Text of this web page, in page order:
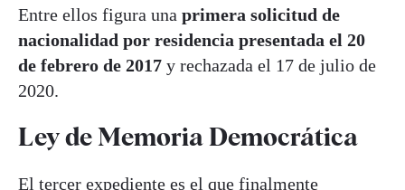
Entre ellos figura una primera solicitud de
nacionalidad por residencia presentada el 20
de febrero de 2017 y rechazada el 17 de julio de
2020.
Ley de Memoria Democrática
El tercer expediente es el que finalmente